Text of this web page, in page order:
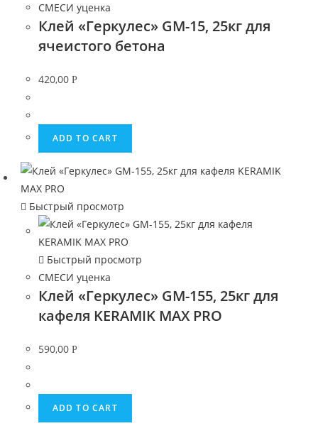
СМЕСИ уценка
Клей «Геркулес» GM-15, 25кг для
ячеистого бетона
420,00 Р
ADD TO CART
Быстрый просмотр
Быстрый просмотр
СМЕСИ уценка
Клей «Геркулес» GM-155, 25кг для
кафеля KERAMIK MAX PRO
590,00 Р
ADD TO CART